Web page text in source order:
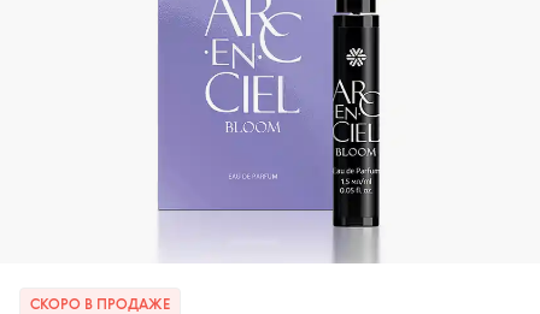
СКОРО В ПРОДАЖЕ